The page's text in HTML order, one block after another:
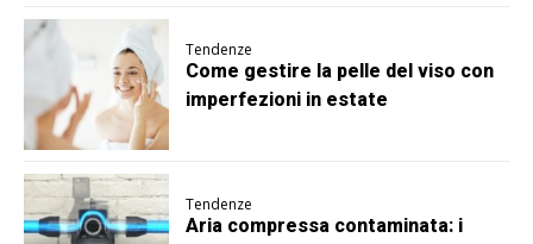
Tendenze
Come gestire la pelle del viso con
imperfezioni in estate
Tendenze
Aria compressa contaminata: i